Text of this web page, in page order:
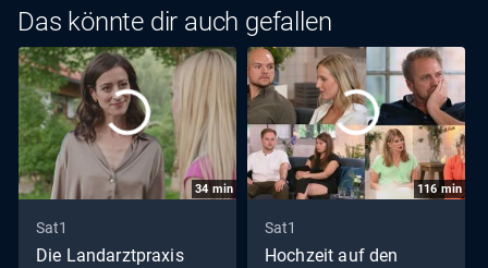
Das könnte dir auch gefallen
34 min
Sat1
Die Landarztpraxis
116min
Sat1
Hochzeit auf den